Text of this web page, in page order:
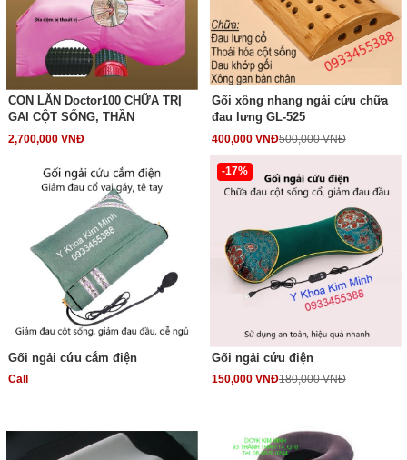
CON LĂN Doctor100 CHỮA TRỊ
GAI CỘT SỐNG, THẦN
2,700,000 VNĐ
Gối xông nhang ngải cứu chữa
đau lưng GL-525
400,000 VNĐ500,000 VNĐ
Gối ngải cứu cắm điện
Call
-17%
Gối ngải cứu điện
150,000 VNĐ180,000 VNĐ